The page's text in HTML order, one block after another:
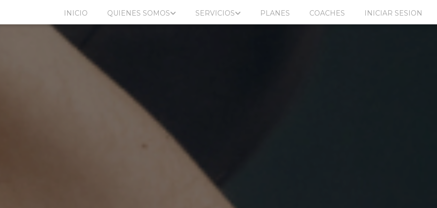
INICIO QUIENES SOMOS SERVICIOS PLANES COACHES INICIAR SESION